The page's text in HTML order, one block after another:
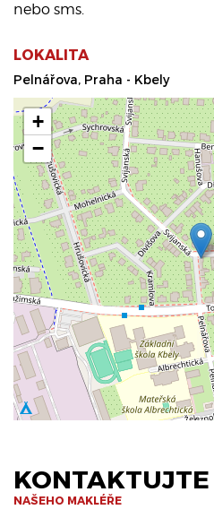
nebo sms.
LOKALITA
Pelnářova, Praha - Kbely
+
−
KONTAKTUJTE
NAŠEHO MAKLÉŘE